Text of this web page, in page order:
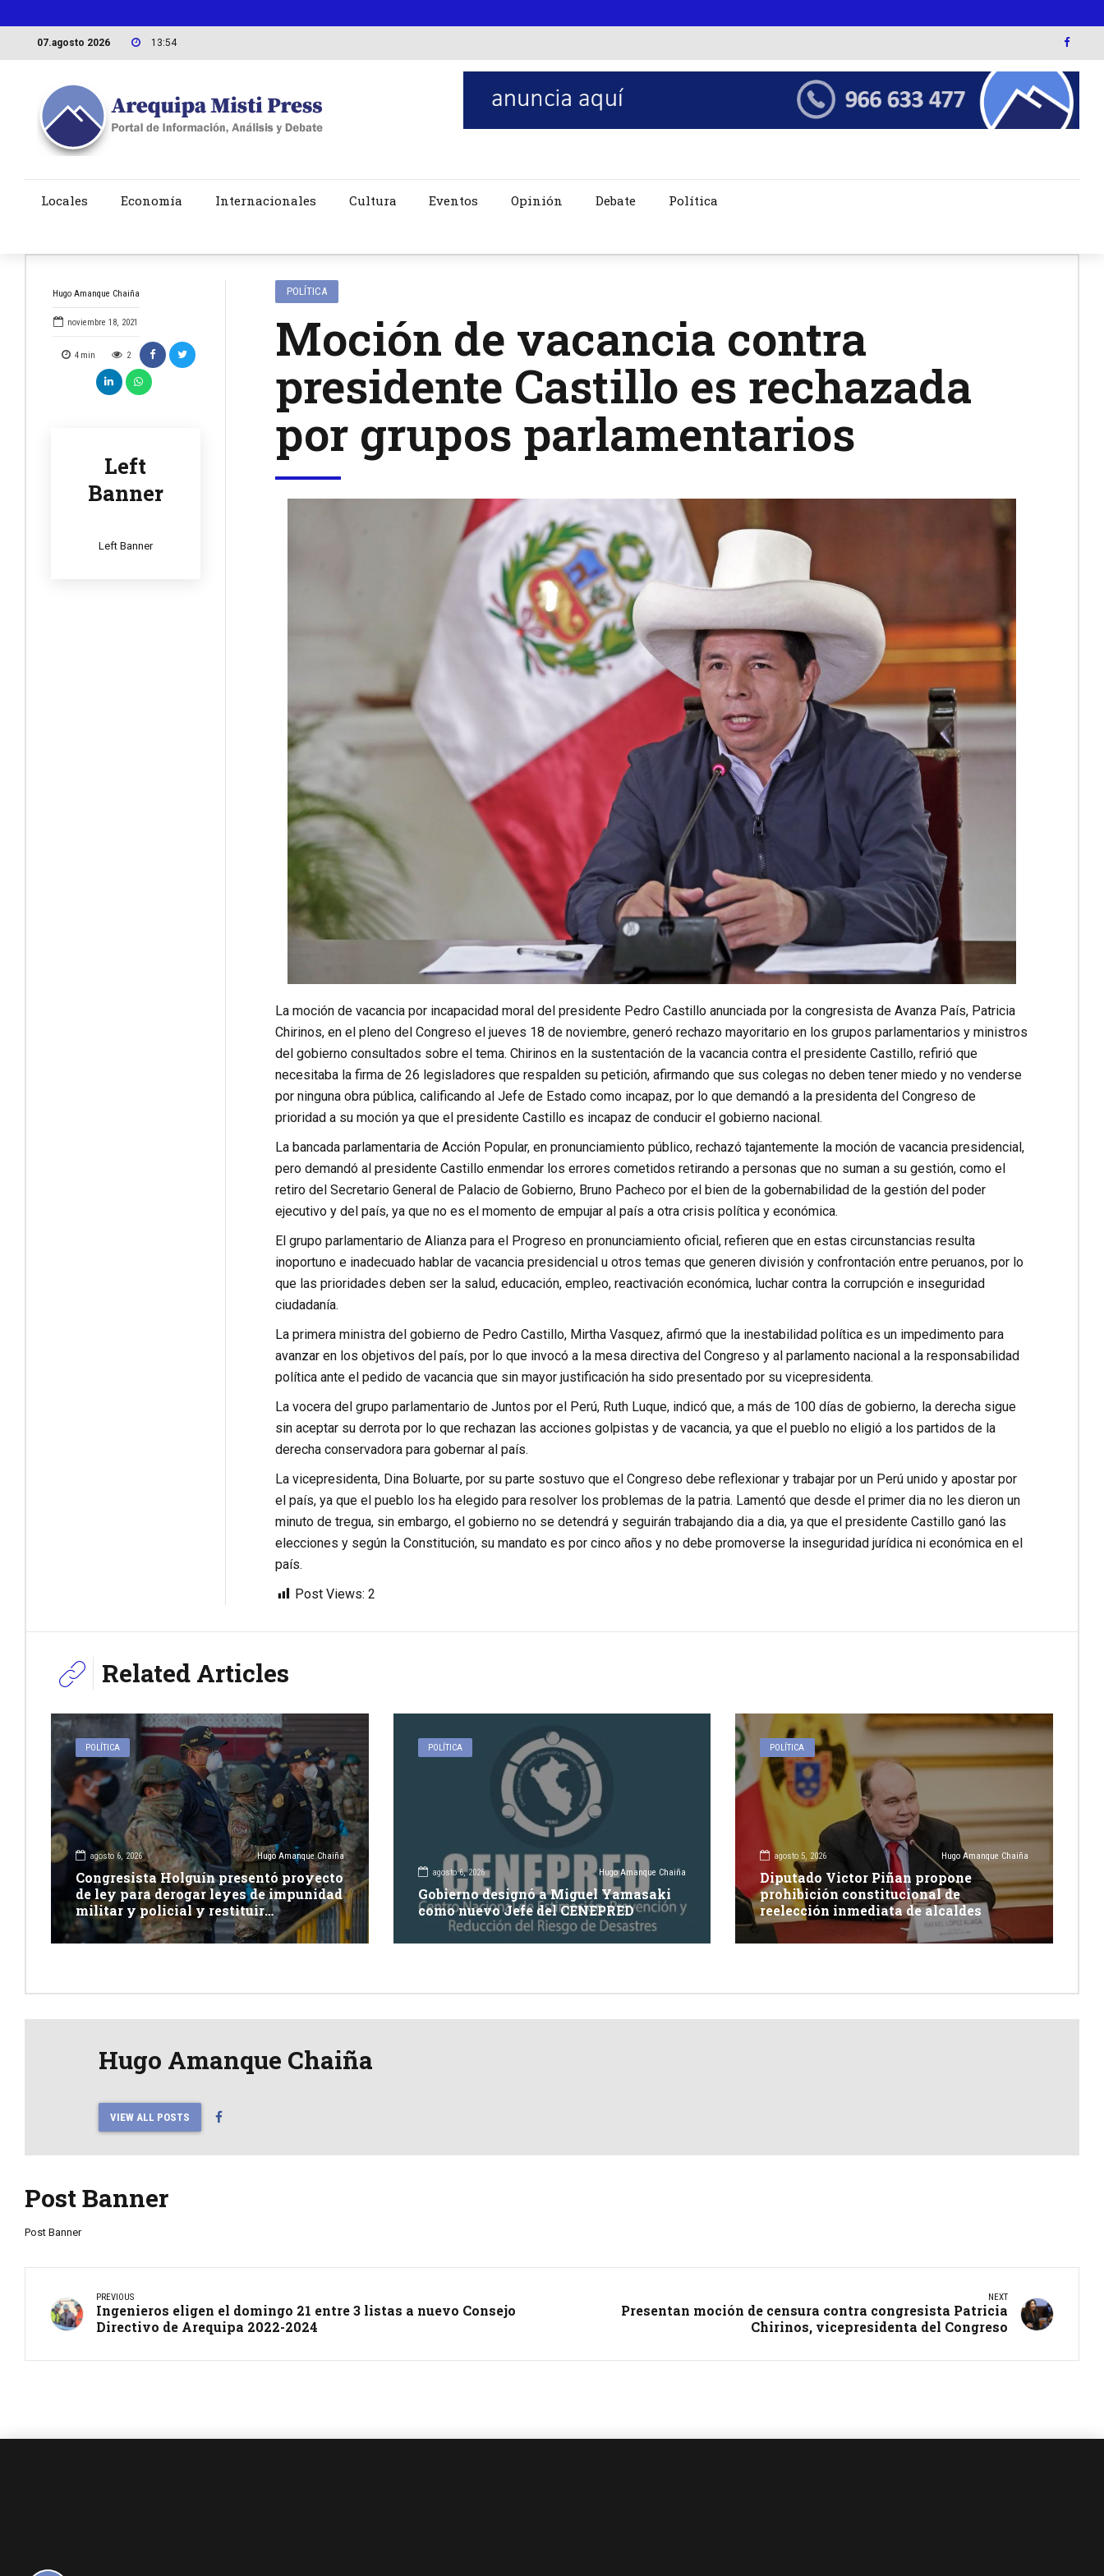
07.agosto 2026 13:54
Locales Economía Internacionales Cultura Eventos Opinión Debate Política
Hugo Amanque Chaiña
noviembre 18, 2021
4 min 2
Left
Banner
Left Banner
POLÍTICA
Moción de vacancia contra
presidente Castillo es rechazada
por grupos parlamentarios
La moción de vacancia por incapacidad moral del presidente Pedro Castillo anunciada por la congresista de Avanza País, Patricia
Chirinos, en el pleno del Congreso el jueves 18 de noviembre, generó rechazo mayoritario en los grupos parlamentarios y ministros
del gobierno consultados sobre el tema. Chirinos en la sustentación de la vacancia contra el presidente Castillo, refirió que
necesitaba la firma de 26 legisladores que respalden su petición, afirmando que sus colegas no deben tener miedo y no venderse
por ninguna obra pública, calificando al Jefe de Estado como incapaz, por lo que demandó a la presidenta del Congreso de
prioridad a su moción ya que el presidente Castillo es incapaz de conducir el gobierno nacional.
La bancada parlamentaria de Acción Popular, en pronunciamiento público, rechazó tajantemente la moción de vacancia presidencial,
pero demandó al presidente Castillo enmendar los errores cometidos retirando a personas que no suman a su gestión, como el
retiro del Secretario General de Palacio de Gobierno, Bruno Pacheco por el bien de la gobernabilidad de la gestión del poder
ejecutivo y del país, ya que no es el momento de empujar al país a otra crisis política y económica.
El grupo parlamentario de Alianza para el Progreso en pronunciamiento oficial, refieren que en estas circunstancias resulta
inoportuno e inadecuado hablar de vacancia presidencial u otros temas que generen división y confrontación entre peruanos, por lo
que las prioridades deben ser la salud, educación, empleo, reactivación económica, luchar contra la corrupción e inseguridad
ciudadanía.
La primera ministra del gobierno de Pedro Castillo, Mirtha Vasquez, afirmó que la inestabilidad política es un impedimento para
avanzar en los objetivos del país, por lo que invocó a la mesa directiva del Congreso y al parlamento nacional a la responsabilidad
política ante el pedido de vacancia que sin mayor justificación ha sido presentado por su vicepresidenta.
La vocera del grupo parlamentario de Juntos por el Perú, Ruth Luque, indicó que, a más de 100 días de gobierno, la derecha sigue
sin aceptar su derrota por lo que rechazan las acciones golpistas y de vacancia, ya que el pueblo no eligió a los partidos de la
derecha conservadora para gobernar al país.
La vicepresidenta, Dina Boluarte, por su parte sostuvo que el Congreso debe reflexionar y trabajar por un Perú unido y apostar por
el país, ya que el pueblo los ha elegido para resolver los problemas de la patria. Lamentó que desde el primer dia no les dieron un
minuto de tregua, sin embargo, el gobierno no se detendrá y seguirán trabajando dia a dia, ya que el presidente Castillo ganó las
elecciones y según la Constitución, su mandato es por cinco años y no debe promoverse la inseguridad jurídica ni económica en el
país.
Post Views: 2
Related Articles
POLÍTICA
agosto 6, 2026 Hugo Amanque Chaiña
Congresista Holguín presentó proyecto
de ley para derogar leyes de impunidad
militar y policial y restituir
competencia de justicia ordinaria
POLÍTICA
agosto 6, 2026 Hugo Amanque Chaiña
Gobierno designó a Miguel Yamasaki
como nuevo Jefe del CENEPRED
POLÍTICA
agosto 5, 2026 Hugo Amanque Chaiña
Diputado Victor Piñan propone
prohibición constitucional de
reelección inmediata de alcaldes
Hugo Amanque Chaiña
VIEW ALL POSTS
Post Banner
Post Banner
PREVIOUS
Ingenieros eligen el domingo 21 entre 3 listas a nuevo Consejo
Directivo de Arequipa 2022-2024
NEXT
Presentan moción de censura contra congresista Patricia
Chirinos, vicepresidenta del Congreso